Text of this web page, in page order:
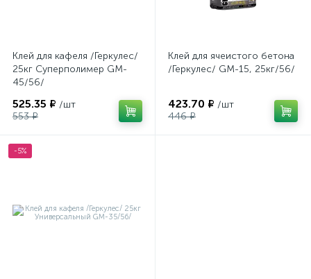
Клей для кафеля /Геркулес/
25кг Суперполимер GM-
45/56/
525.35 ₽ /шт
553 ₽
Клей для ячеистого бетона
/Геркулес/ GM-15, 25кг/56/
423.70 ₽ /шт
446 ₽
-5%